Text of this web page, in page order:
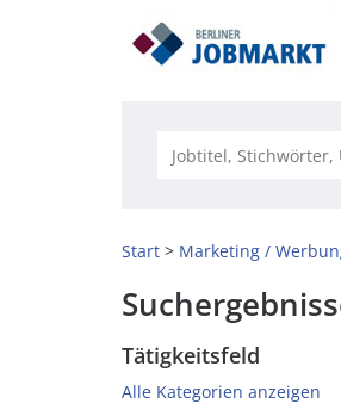
Start Marketing /
Tätigkeitsfeld
Alle Kategorien anzeigen